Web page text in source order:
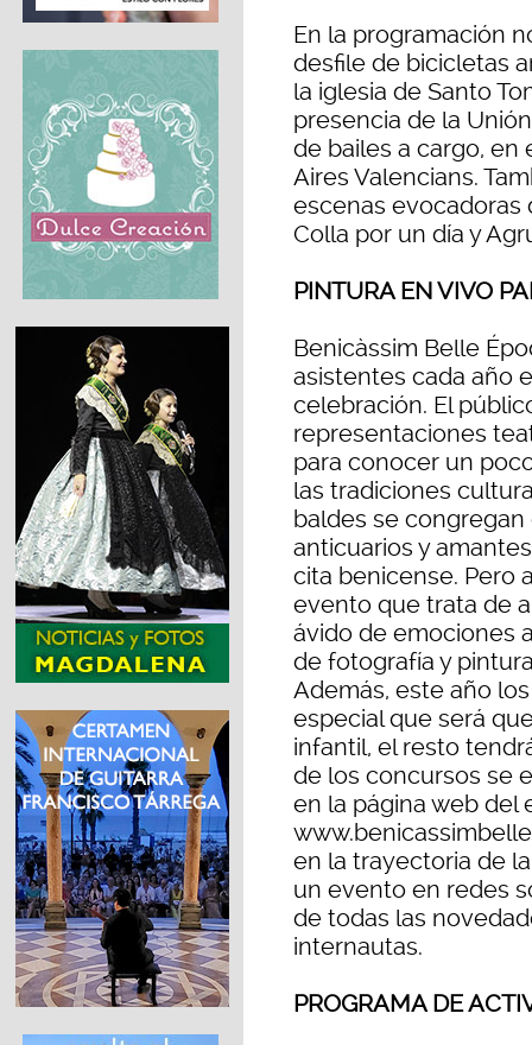
En la programación
desfile de bicicletas
la iglesia de Santo
presencia de la
de bailes a cargo, en
Aires Valencians.
escenas evocadoras
Colla por un día y
PINTURA EN VIVO
Benicàssim Belle
asistentes cada año
celebración. El
representaciones
para conocer un
las tradiciones
baldes se
anticuarios y
cita benicense. Pero
evento que trata de
ávido de emociones
de fotografía y
Además, este año
especial que será
infantil, el resto
de los concursos se
en la página web del
en la trayectoria de
un evento en redes
de todas las
internautas.
PROGRAMA DE